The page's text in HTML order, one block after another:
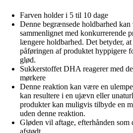
Farven holder i 5 til 10 dage
Denne begrænsede holdbarhed
sammenlignet med konkurrerende
længere holdbarhed. Det betyder,
påføringen af produktet hyppigere
glød.
Sukkerstoffet DHA reagerer med
mørkere
Denne reaktion kan være en
kan resultere i en ujævn eller
produkter kan muligvis tilbyde en
uden denne reaktion.
Gløden vil aftage, efterhånden